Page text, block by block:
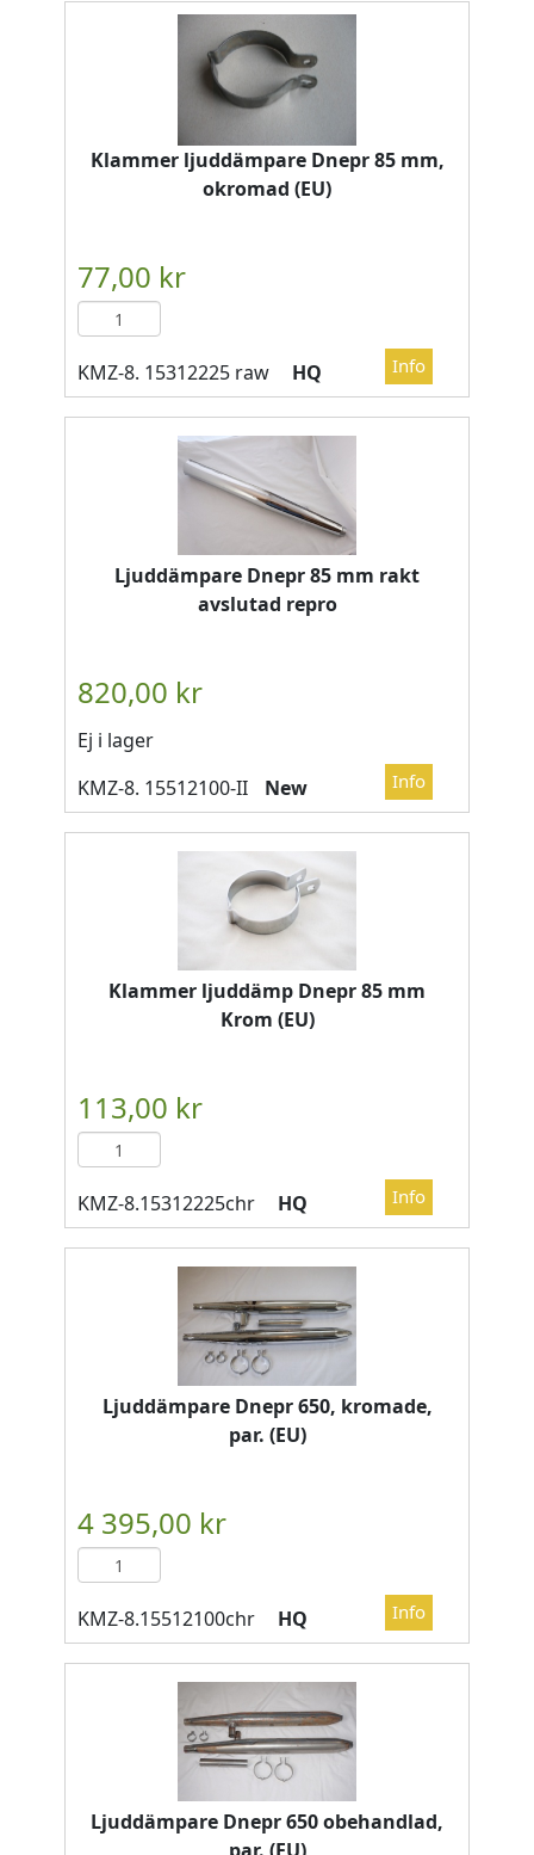
Klammer ljuddämpare Dnepr 85 mm,
okromad (EU)
HQ
Ljuddämpare Dnepr 85 mm rakt
avslutad repro
Ej i lager
New
Klammer ljuddämp Dnepr 85 mm
Krom (EU)
HQ
Ljuddämpare Dnepr 650, kromade,
par. (EU)
HQ
Ljuddämpare Dnepr 650 obehandlad,